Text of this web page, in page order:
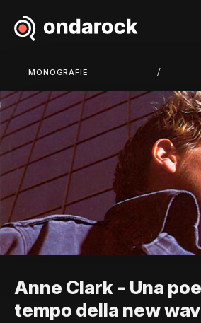
MONOGRAFIE /
Anne Clark - Una
tempo della new